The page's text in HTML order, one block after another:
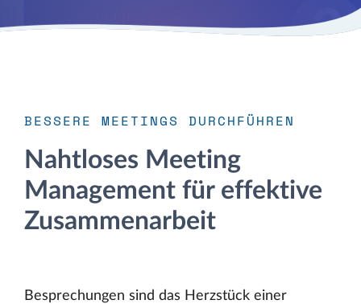
BESSERE MEETINGS DURCHFÜHREN
Nahtloses Meeting
Management für effektive
Zusammenarbeit
Besprechungen sind das Herzstück einer